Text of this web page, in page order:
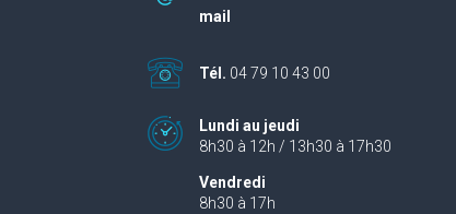
mail
Tél. 04 79 10 43 00
Lundi au jeudi
8h30 à 12h / 13h30 à 17h30
Vendredi
8h30 à 17h